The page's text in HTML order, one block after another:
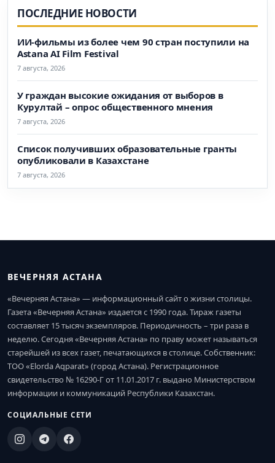
ПОСЛЕДНИЕ НОВОСТИ
ИИ-фильмы из более чем 90 стран поступили на
Astana AI Film Festival
7 августа, 2026
У граждан высокие ожидания от выборов в
Курултай – опрос общественного мнения
7 августа, 2026
Список получивших образовательные гранты
опубликовали в Казахстане
7 августа, 2026
ВЕЧЕРНЯЯ АСТАНА
«Вечерняя Астана» — информационный сайт о жизни столицы.
Газета «Вечерняя Астана» издается с 1990 года. Тираж газеты
составляет 15 тысяч экземпляров. Периодичность – три раза в
неделю. Сегодня «Вечерняя Астана» по праву может называться
старейшей из всех газет, печатающихся в столице. Собственник:
ТОО «Elorda Aqparat» (город Астана). Регистрационное
свидетельство № 16290-Г от 11.01.2017 г. выдано Министерством
информации и коммуникаций Республики Казахстан.
СОЦИАЛЬНЫЕ СЕТИ